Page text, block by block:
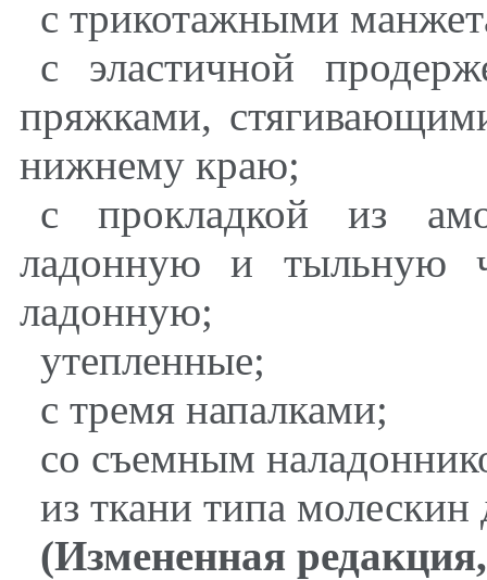
с трикотажными
с эластичной
пряжками,
нижнему краю;
с прокладкой из
ладонную и тыльную
ладонную;
утепленные;
с тремя напалками;
со съемным
из ткани типа
(Измененная